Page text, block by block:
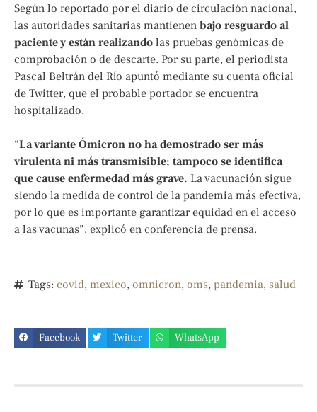
Según lo reportado por el diario de circulación nacional,
las autoridades sanitarias mantienen bajo resguardo al
paciente y están realizando las pruebas genómicas de
comprobación o de descarte. Por su parte, el periodista
Pascal Beltrán del Río apuntó mediante su cuenta oficial
de Twitter, que el probable portador se encuentra
hospitalizado.
“La variante Ómicron no ha demostrado ser más
virulenta ni más transmisible; tampoco se identifica
que cause enfermedad más grave. La vacunación sigue
siendo la medida de control de la pandemia más efectiva,
por lo que es importante garantizar equidad en el acceso
a las vacunas”, explicó en conferencia de prensa.
Tags: covid, mexico, omnicron, oms, pandemia, salud
Facebook Twitter WhatsApp